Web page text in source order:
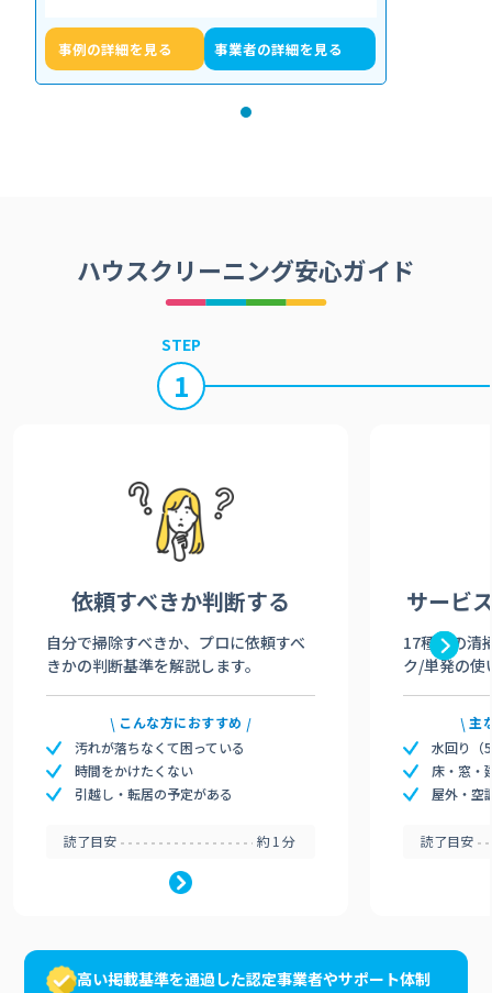
事例の詳細を見る 事業者の詳細を見る
ハウスクリーニング安心ガイド
STEP
1
依頼すべきか判断する
自分で掃除すべきか、プロに依頼すべ
きかの判断基準を解説します。
こんな方におすすめ
汚れが落ちなくて困っている
時間をかけたくない
引越し・転居の予定がある
読了目安 約1分
サービ
17種類の清
ク/単発の使
主
水回り（
床・窓・
屋外・空
読了目安
高い掲載基準を通過した認定事業者やサポート体制